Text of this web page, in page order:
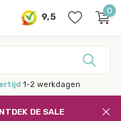
9,5
0
1-2 werkdagen
DE SALE